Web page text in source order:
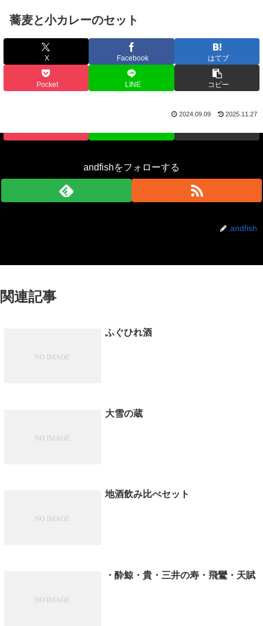
蕎麦と小カレーのセット
X Facebook はてブ
Pocket LINE コピー
2024.09.09 2025.11.27
シェアする
andfishをフォローする
andfish
関連記事
ふぐひれ酒
大雪の蔵
地酒飲み比べセット
・酔鯨・貴・三井の寿・飛鸞・天賦